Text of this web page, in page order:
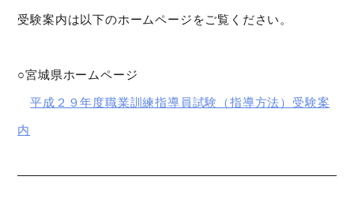
受験案内は以下のホームページをご覧ください。
○宮城県ホームページ
平成２９年度職業訓練指導員試験（指導方法）受験案
内